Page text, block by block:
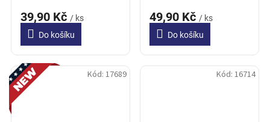
39,90 Kč / ks
Do košíku
49,90 Kč / ks
Do košíku
Novinka Kód: 17689 Kód: 16714